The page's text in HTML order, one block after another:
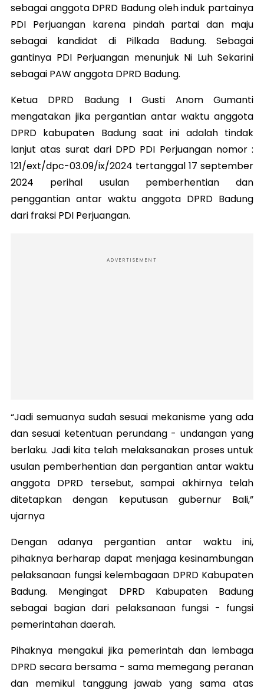
sebagai anggota DPRD Badung oleh induk partainya
PDI Perjuangan karena pindah partai dan maju
sebagai kandidat di Pilkada Badung. Sebagai
gantinya PDI Perjuangan menunjuk Ni Luh Sekarini
sebagai PAW anggota DPRD Badung.
Ketua DPRD Badung I Gusti Anom Gumanti
mengatakan jika pergantian antar waktu anggota
DPRD kabupaten Badung saat ini adalah tindak
lanjut atas surat dari DPD PDI Perjuangan nomor :
121/ext/dpc-03.09/ix/2024 tertanggal 17 september
2024 perihal usulan pemberhentian dan
penggantian antar waktu anggota DPRD Badung
dari fraksi PDI Perjuangan.
ADVERTISEMENT
“Jadi semuanya sudah sesuai mekanisme yang ada
dan sesuai ketentuan perundang - undangan yang
berlaku. Jadi kita telah melaksanakan proses untuk
usulan pemberhentian dan pergantian antar waktu
anggota DPRD tersebut, sampai akhirnya telah
ditetapkan dengan keputusan gubernur Bali,”
ujarnya
Dengan adanya pergantian antar waktu ini,
pihaknya berharap dapat menjaga kesinambungan
pelaksanaan fungsi kelembagaan DPRD Kabupaten
Badung. Mengingat DPRD Kabupaten Badung
sebagai bagian dari pelaksanaan fungsi - fungsi
pemerintahan daerah.
Pihaknya mengakui jika pemerintah dan lembaga
DPRD secara bersama - sama memegang peranan
dan memikul tanggung jawab yang sama atas